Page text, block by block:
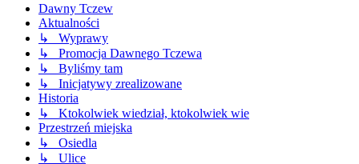
Dawny Tczew
Aktualności
↳ Wyprawy
↳ Promocja Dawnego Tczewa
↳ Byliśmy tam
↳ Inicjatywy zrealizowane
Historia
↳ Ktokolwiek wiedział, ktokolwiek wie
Przestrzeń miejska
↳ Osiedla
↳ Ulice